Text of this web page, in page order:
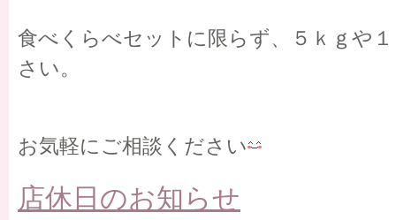
食べくらべセットに限らず、５ｋｇや
さい。
お気軽にご相談ください
店休日のお知らせ